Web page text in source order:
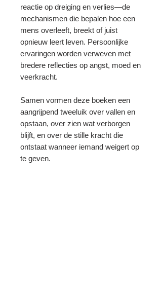
reactie op dreiging en verlies—de
mechanismen die bepalen hoe een
mens overleeft, breekt of juist
opnieuw leert leven. Persoonlijke
ervaringen worden verweven met
bredere reflecties op angst, moed en
veerkracht.
Samen vormen deze boeken een
aangrijpend tweeluik over vallen en
opstaan, over zien wat verborgen
blijft, en over de stille kracht die
ontstaat wanneer iemand weigert op
te geven.